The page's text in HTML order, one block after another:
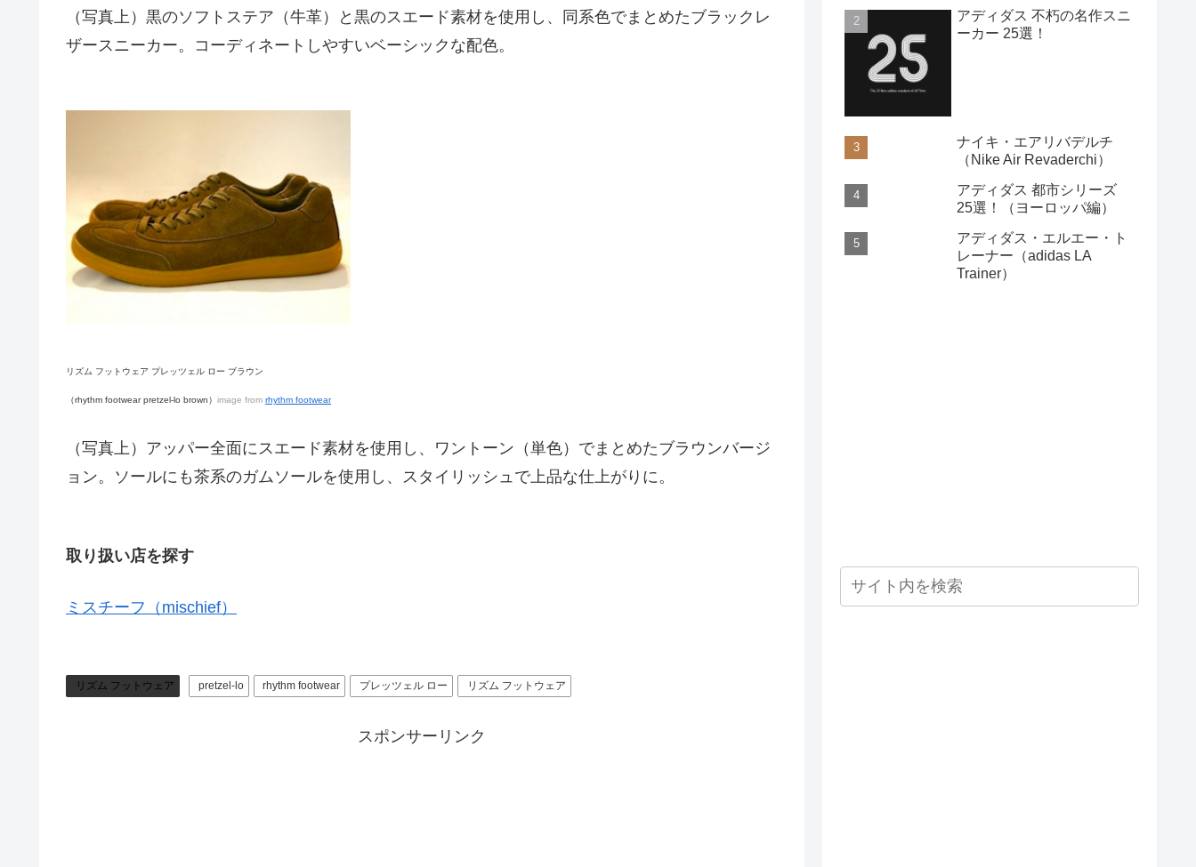
（写真上）黒のソフトステア（牛革）と黒のスエード素材を使用し、同系色でまとめたブラックレ
ザースニーカー。コーディネートしやすいベーシックな配色。
リズム フットウェア プレッツェル ロー ブラウン
（rhythm footwear pretzel-lo brown） image from rhythm footwear
（写真上）アッパー全面にスエード素材を使用し、ワントーン（単色）でまとめたブラウンバージ
ョン。ソールにも茶系のガムソールを使用し、スタイリッシュで上品な仕上がりに。
取り扱い店を探す
ミスチーフ（mischief）
リズム フットウェア pretzel-lo rhythm footwear プレッツェル ロー リズム フットウェア
スポンサーリンク
アディダス 不朽の名作スニ
ーカー 25選！
ナイキ・エアリバデルチ
（Nike Air Revaderchi）
アディダス 都市シリーズ
25選！（ヨーロッパ編）
アディダス・エルエー・ト
レーナー（adidas LA
Trainer）